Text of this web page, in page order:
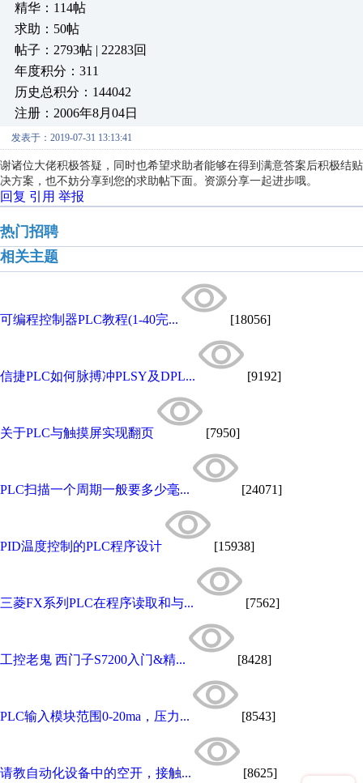
精华：114帖
求助：50帖
帖子：2793帖 | 22283回
年度积分：311
历史总积分：144042
注册：2006年8月04日
发表于：2019-07-31 13:13:41
谢诸位大佬积极答疑，同时也希望求助者能够在得到满意答案后积极结
决方案，也不妨分享到您的求助帖下面。资源分享一起进步哦。
回复 引用 举报
热门招聘
相关主题
可编程控制器PLC教程(1-40完... [18056]
信捷PLC如何脉搏冲PLSY及DPL... [9192]
关于PLC与触摸屏实现翻页 [7950]
PLC扫描一个周期一般要多少毫... [24071]
PID温度控制的PLC程序设计 [15938]
三菱FX系列PLC在程序读取和与... [7562]
工控老鬼 西门子S7200入门&精... [8428]
PLC输入模块范围0-20ma，压力... [8543]
请教自动化设备中的空开，接触... [8625]